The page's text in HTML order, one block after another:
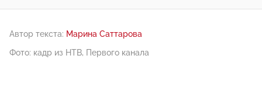
Автор текста: Марина Саттарова
Фото: кадр из НТВ, Первого канала